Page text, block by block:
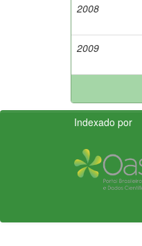
2008
2009
Indexado por